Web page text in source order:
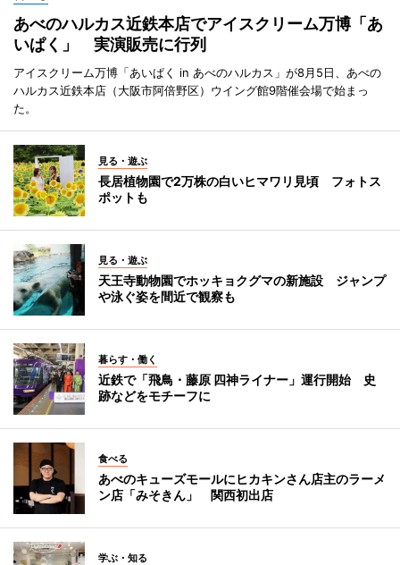
あべのハルカス近鉄本店でアイスクリーム万博「あ
いぱく」 実演販売に行列
アイスクリーム万博「あいぱく in あべのハルカス」が8月5日、あべの
ハルカス近鉄本店（大阪市阿倍野区）ウイング館9階催会場で始まっ
た。
見る・遊ぶ
長居植物園で2万株の白いヒマワリ見頃 フォトス
ポットも
見る・遊ぶ
天王寺動物園でホッキョクグマの新施設 ジャンプ
や泳ぐ姿を間近で観察も
暮らす・働く
近鉄で「飛鳥・藤原 四神ライナー」運行開始 史
跡などをモチーフに
食べる
あべのキューズモールにヒカキンさん店主のラーメ
ン店「みそきん」 関西初出店
学ぶ・知る